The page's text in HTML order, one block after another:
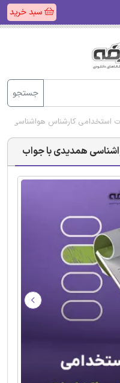
سبد خرید
جستجو
استخدامی کارشناس هواشناسی
همدیدی با جواب